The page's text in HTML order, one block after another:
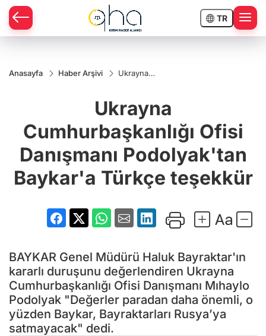
TR
Anasayfa Haber Arşivi
Ukrayna
Baykar'a Türkçe
teşekkür
Ukrayna
Cumhurbaşkanlığı Ofisi
Danışmanı Podolyak'tan
Baykar'a Türkçe teşekkür
BAYKAR Genel Müdürü Haluk Bayraktar'ın
kararlı duruşunu değerlendiren Ukrayna
Cumhurbaşkanlığı Ofisi Danışmanı Mıhaylo
Podolyak "Değerler paradan daha önemli, o
yüzden Baykar, Bayraktarları Rusya’ya
satmayacak" dedi.